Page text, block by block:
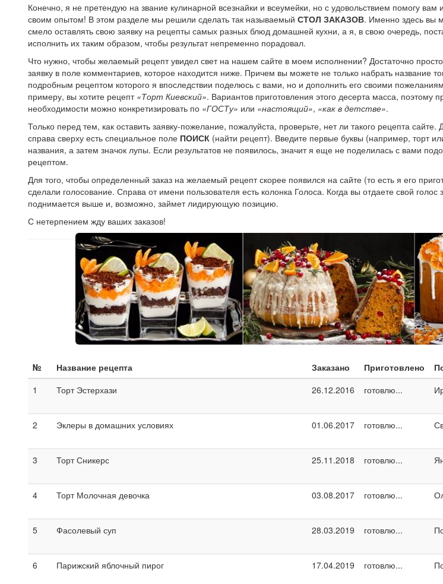
Конечно, я не претендую на звание кулинарной всезнайки и всеумейки, но с удовольствием помогу вам
своим опытом! В этом разделе мы решили сделать так называемый СТОЛ ЗАКАЗОВ. Именно здесь вы
смело оставлять свою заявку на рецепты самых разных блюд домашней кухни, а я, в свою очередь,
исполнить их таким образом, чтобы результат непременно порадовал.
Что нужно, чтобы желаемый рецепт увидел свет на нашем сайте в моем исполнении? Достаточно просто
заявку в поле комментариев, которое находится ниже. Причем вы можете не только набрать название
подробным рецептом которого я впоследствии поделюсь с вами, но и дополнить его своими
примеру, вы хотите рецепт «Торт Киевский». Вариантов приготовления этого десерта масса, поэтому
необходимости можно конкретизировать по «ГОСТу» или «настоящий», «как в детстве».
Только перед тем, как оставить заявку-пожелание, пожалуйста, проверьте, нет ли такого рецепта сайте.
справа сверху есть специальное поле ПОИСК (найти рецепт). Введите первые буквы (например, торт
названия, а затем значок лупы. Если результатов не появилось, значит я еще не поделилась с вами
рецептом.
Для того, чтобы определенный заказ на желаемый рецепт скорее появился на сайте (то есть я его
сделали голосование. Справа от имени пользователя есть колонка Голоса. Когда вы отдаете свой голос
поднимается выше и, возможно, займет лидирующую позицию.
С нетерпением жду ваших заказов!
№ Название рецепта Заказано Приготовлено
1
Торт Эстерхази 26.12.2016 готовлю...
2 Эклеры в домашних условиях 01.06.2017 готовлю...
3 Торт Сникерс 25.11.2018 готовлю...
4 Торт Молочная девочка 03.08.2017 готовлю...
5 Фасолевый суп 28.03.2019 готовлю...
6 Парижский яблочный пирог 17.04.2019 готовлю...